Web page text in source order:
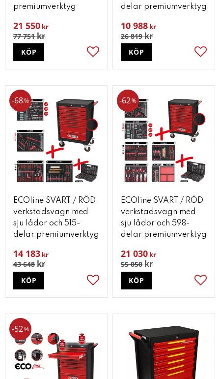
premiumverktyg
21 550 kr
77 751kr
Lägg till i favoriter
KÖP
delar premiumverktyg
10 988 kr
26 819kr
KÖP
ECOline SVART / RÖD
verkstadsvagn med
sju lådor och 515-
delar premiumverktyg
14 183 kr
43 648kr
68%
Lägg till i favoriter
KÖP
ECOline SVART / RÖD
verkstadsvagn med
sju lådor och 598-
delar premiumverktyg
21 030 kr
55 050kr
62%
KÖP
52%